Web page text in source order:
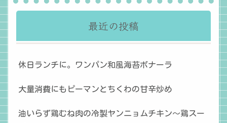
最近の投稿
休日ランチに。ワンパン和風海苔ボナーラ
大量消費にもピーマンとちくわの甘辛炒め
油いらず鶏むね肉の冷製ヤンニョムチキン〜鶏スー